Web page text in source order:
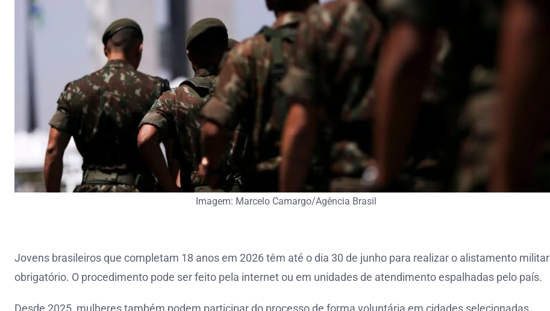
Imagem: Marcelo Camargo/Agência Brasil
Jovens brasileiros que completam 18 anos em 2026 têm até o dia 30 de junho para realizar o alistamento militar
obrigatório. O procedimento pode ser feito pela internet ou em unidades de atendimento espalhadas pelo país.
Desde 2025, mulheres também podem participar do processo de forma voluntária em cidades selecionadas.